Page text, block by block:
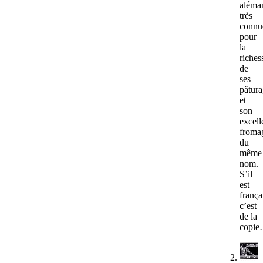
très
pour
la
de
ses
et
son
du
même
nom.
S’il
est
c’est
de la